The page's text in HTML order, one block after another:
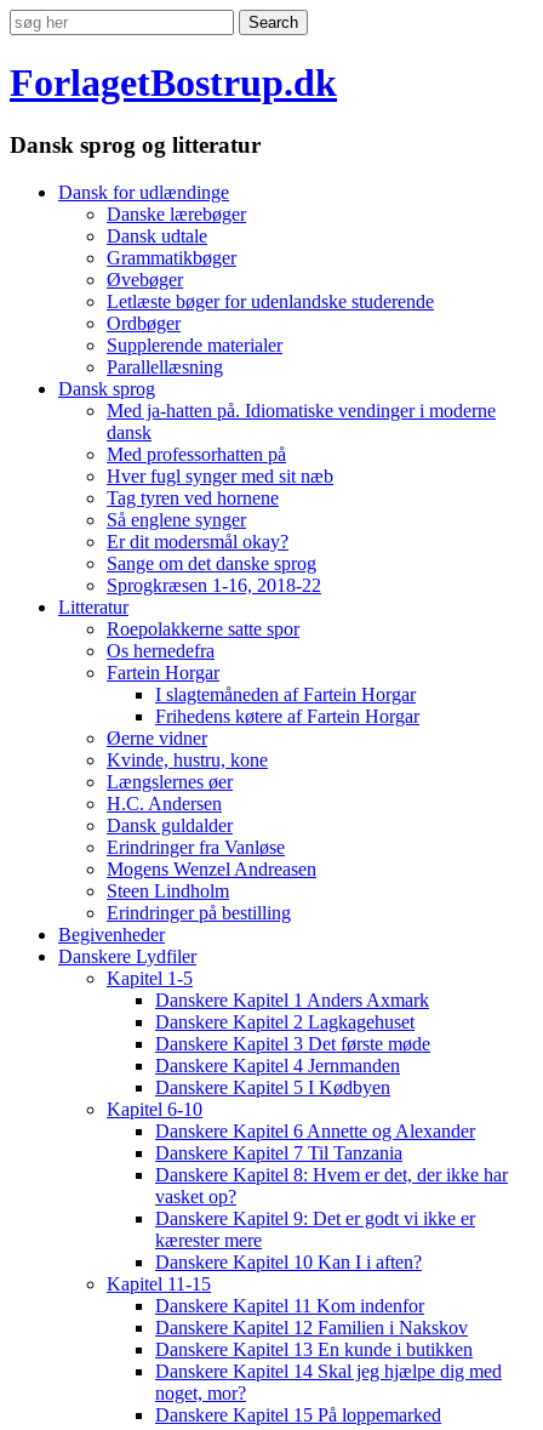
ForlagetBostrup.dk
Dansk sprog og litteratur
Dansk for udlændinge
Danske lærebøger
Dansk udtale
Grammatikbøger
Øvebøger
Letlæste bøger for udenlandske studerende
Ordbøger
Supplerende materialer
Parallellæsning
Dansk sprog
Med ja-hatten på. Idiomatiske vendinger i moderne
dansk
Med professorhatten på
Hver fugl synger med sit næb
Tag tyren ved hornene
Så englene synger
Er dit modersmål okay?
Sange om det danske sprog
Sprogkræsen 1-16, 2018-22
Litteratur
Roepolakkerne satte spor
Os hernedefra
Fartein Horgar
I slagtemåneden af Fartein Horgar
Frihedens køtere af Fartein Horgar
Øerne vidner
Kvinde, hustru, kone
Længslernes øer
H.C. Andersen
Dansk guldalder
Erindringer fra Vanløse
Mogens Wenzel Andreasen
Steen Lindholm
Erindringer på bestilling
Begivenheder
Danskere Lydfiler
Kapitel 1-5
Danskere Kapitel 1 Anders Axmark
Danskere Kapitel 2 Lagkagehuset
Danskere Kapitel 3 Det første møde
Danskere Kapitel 4 Jernmanden
Danskere Kapitel 5 I Kødbyen
Kapitel 6-10
Danskere Kapitel 6 Annette og Alexander
Danskere Kapitel 7 Til Tanzania
Danskere Kapitel 8: Hvem er det, der ikke har
vasket op?
Danskere Kapitel 9: Det er godt vi ikke er
kærester mere
Danskere Kapitel 10 Kan I i aften?
Kapitel 11-15
Danskere Kapitel 11 Kom indenfor
Danskere Kapitel 12 Familien i Nakskov
Danskere Kapitel 13 En kunde i butikken
Danskere Kapitel 14 Skal jeg hjælpe dig med
noget, mor?
Danskere Kapitel 15 På loppemarked